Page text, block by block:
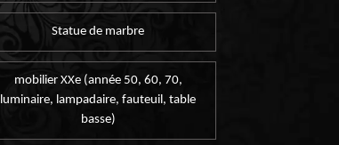
Statue de marbre
mobilier XXe (année 50, 60, 70,
luminaire, lampadaire, fauteuil, table
basse)